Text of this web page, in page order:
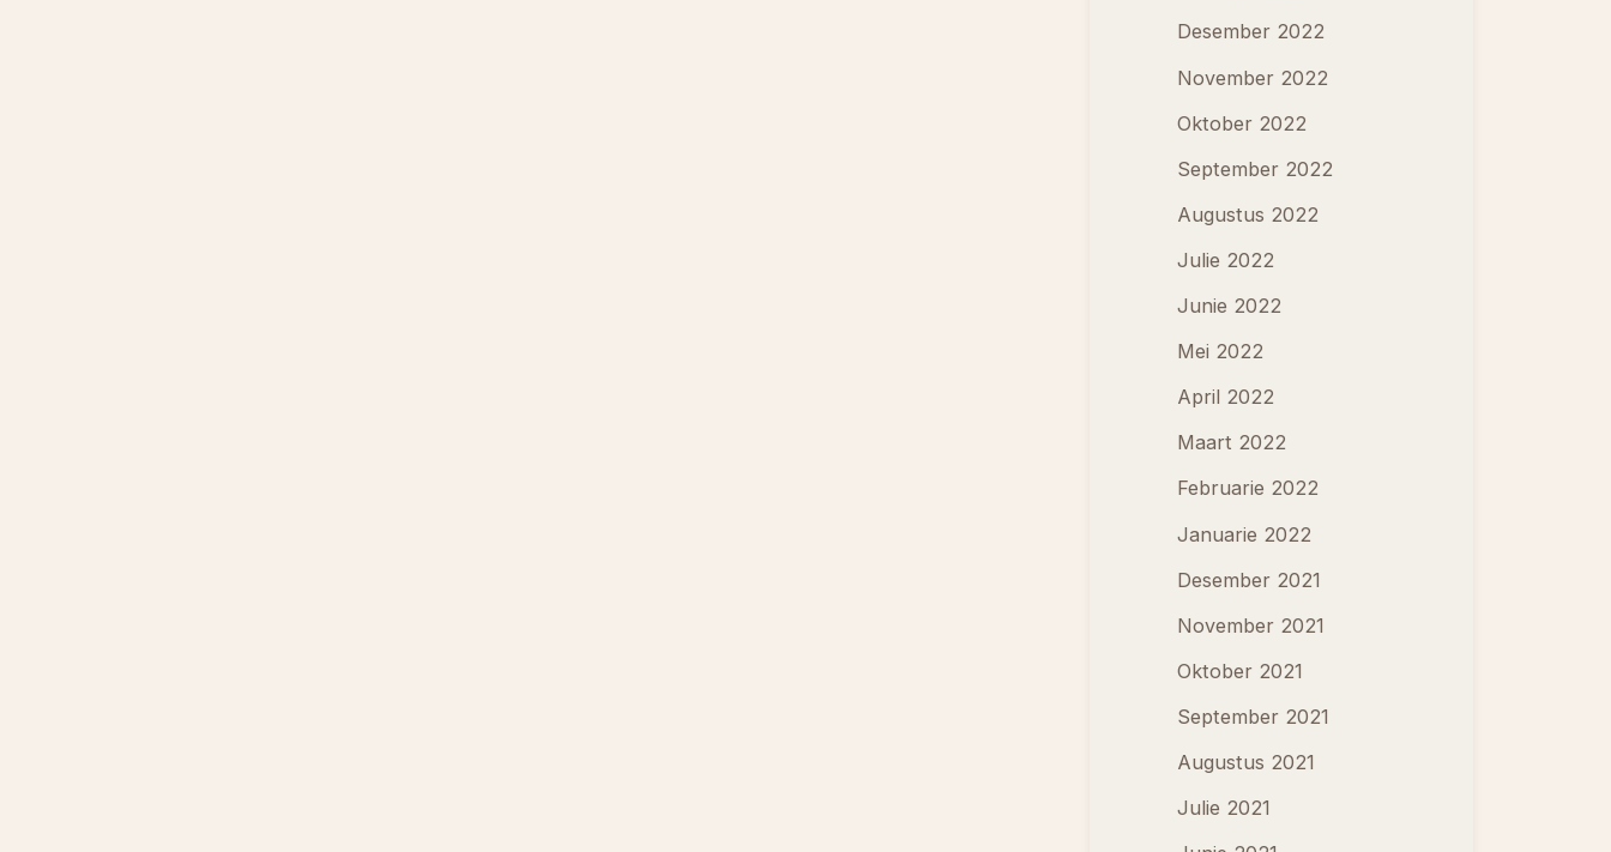
Desember 2022
November 2022
Oktober 2022
September 2022
Augustus 2022
Julie 2022
Junie 2022
Mei 2022
April 2022
Maart 2022
Februarie 2022
Januarie 2022
Desember 2021
November 2021
Oktober 2021
September 2021
Augustus 2021
Julie 2021